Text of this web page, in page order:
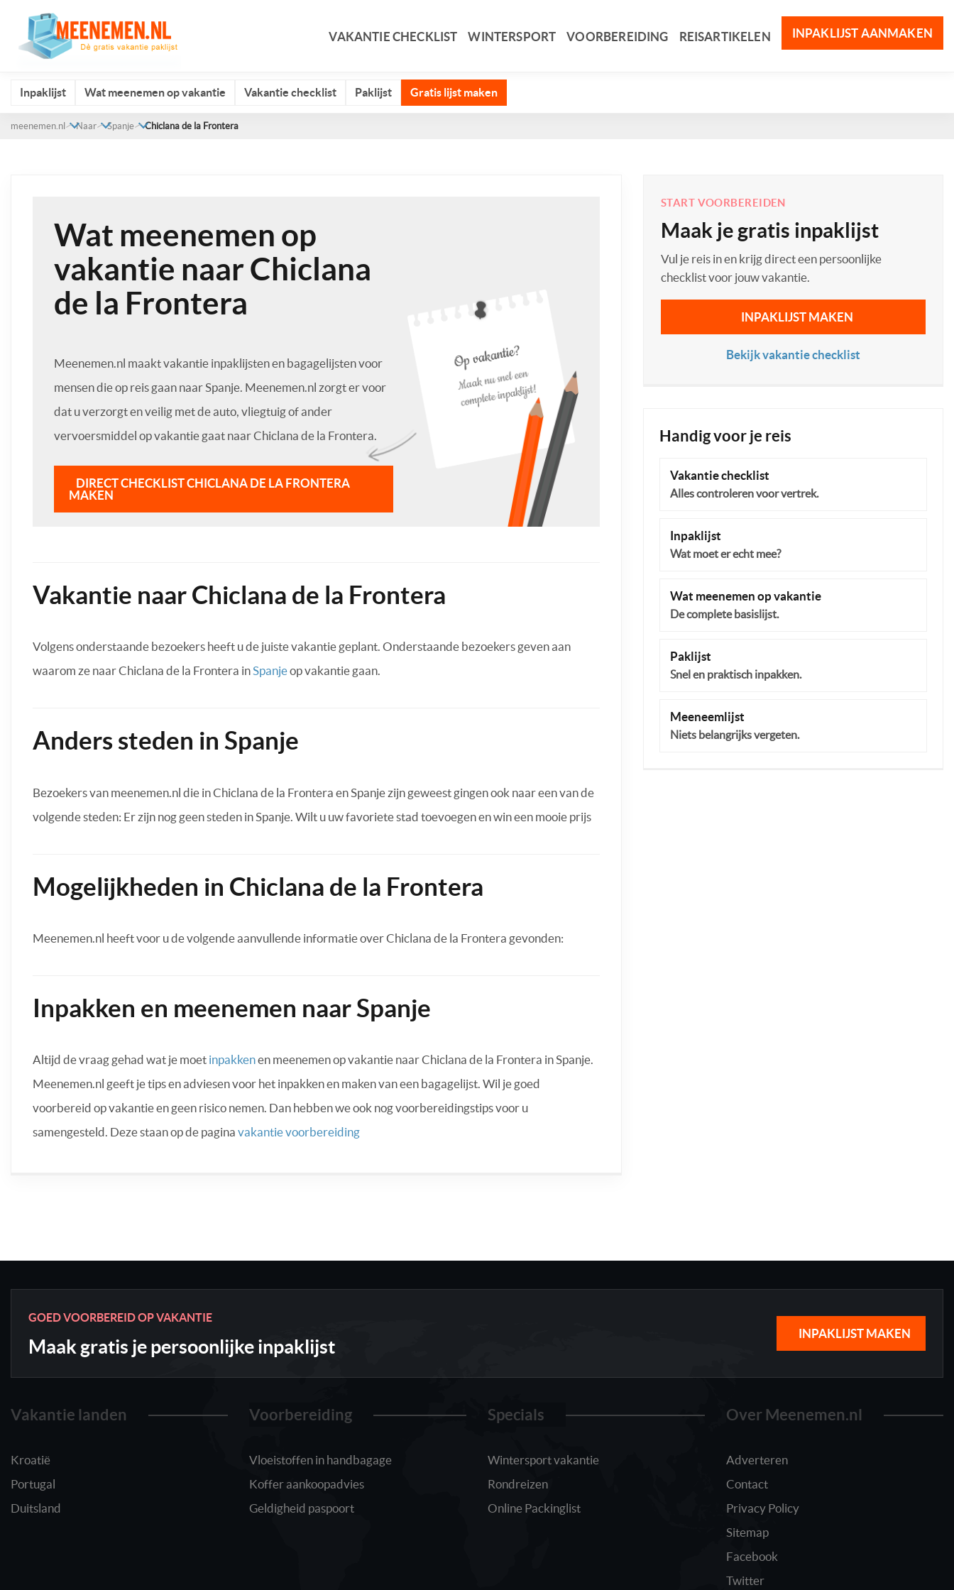
VAKANTIE CHECKLIST WINTERSPORT VOORBEREIDING REISARTIKELEN INPAKLIJST AANMAKEN
Inpaklijst Wat meenemen op vakantie Vakantie checklist Paklijst Gratis lijst maken
meenemen.nl Naar Spanje Chiclana de la Frontera
Wat meenemen op
vakantie naar Chiclana
de la Frontera
Meenemen.nl maakt vakantie inpaklijsten en bagagelijsten voor
mensen die op reis gaan naar Spanje. Meenemen.nl zorgt er voor
dat u verzorgt en veilig met de auto, vliegtuig of ander
vervoersmiddel op vakantie gaat naar Chiclana de la Frontera.
DIRECT CHECKLIST CHICLANA DE LA FRONTERA
MAKEN
Vakantie naar Chiclana de la Frontera
Volgens onderstaande bezoekers heeft u de juiste vakantie geplant. Onderstaande bezoekers geven aan
waarom ze naar Chiclana de la Frontera inSpanjeop vakantie gaan.
Anders steden in Spanje
Bezoekers van meenemen.nl die in Chiclana de la Frontera en Spanje zijn geweest gingen ook naar een van de
volgende steden: Er zijn nog geen steden in Spanje. Wilt u uw favoriete stad toevoegen en win een mooie prijs
Mogelijkheden in Chiclana de la Frontera
Meenemen.nl heeft voor u de volgende aanvullende informatie over Chiclana de la Frontera gevonden:
Inpakken en meenemen naar Spanje
Altijd de vraag gehad wat je moet inpakkenen meenemen op vakantie naar Chiclana de la Frontera in Spanje.
Meenemen.nl geeft je tips en adviesen voor het inpakken en maken van een bagagelijst. Wil je goed
voorbereid op vakantie en geen risico nemen. Dan hebben we ook nog voorbereidingstips voor u
samengesteld. Deze staan op de pagina vakantie voorbereiding
START VOORBEREIDEN
Maak je gratis inpaklijst
Vul je reis in en krijg direct een persoonlijke
checklist voor jouw vakantie.
INPAKLIJST MAKEN
Bekijk vakantie checklist
Handig voor je reis
Vakantie checklist
Alles controleren voor vertrek.
Inpaklijst
Wat moet er echt mee?
Wat meenemen op vakantie
De complete basislijst.
Paklijst
Snel en praktisch inpakken.
Meeneemlijst
Niets belangrijks vergeten.
GOED VOORBEREID OP VAKANTIE
Maak gratis je persoonlijke inpaklijst
INPAKLIJST MAKEN
Vakantie landen
Kroatië
Portugal
Duitsland
Voorbereiding
Vloeistoffen in handbagage
Koffer aankoopadvies
Geldigheid paspoort
Specials
Wintersport vakantie
Rondreizen
Online Packinglist
Over Meenemen.nl
Adverteren
Contact
Privacy Policy
Sitemap
Facebook
Twitter